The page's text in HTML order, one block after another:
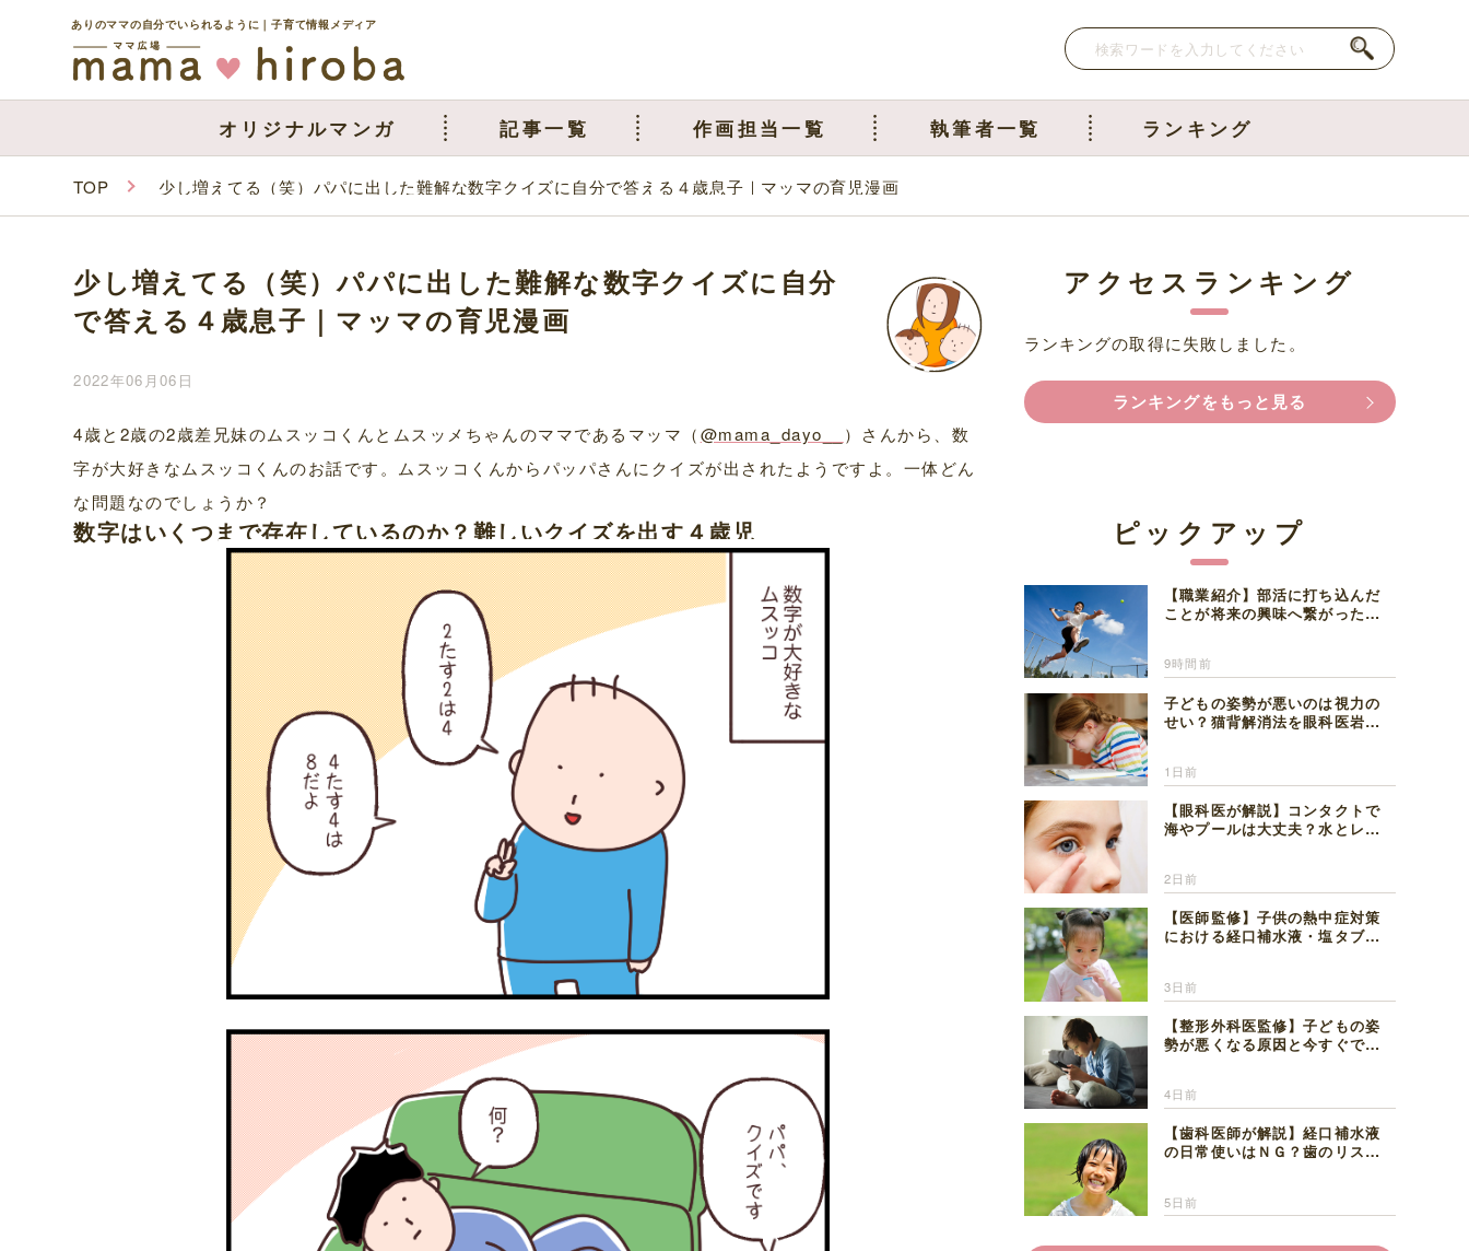
ありのママの自分でいられるように｜子育て情報メディア
オリジナルマンガ 記事一覧 作画担当一覧 執筆者一覧 ランキング
TOP 少し増えてる（笑）パパに出した難解な数字クイズに自分で答える４歳息子｜マッマの育児漫画
少し増えてる（笑）パパに出した難解な数字クイズに自分
で答える４歳息子｜マッマの育児漫画
2022年06月06日
4歳と2歳の2歳差兄妹のムスッコくんとムスッメちゃんのママであるマッマ（@mama_dayo__
）さんから、数
字が大好きなムスッコくんのお話です。ムスッコくんからパッパさんにクイズが出されたようですよ。一体どん
な問題なのでしょうか？
数字はいくつまで存在しているのか？難しいクイズを出す４歳児
アクセスランキング
ランキングの取得に失敗しました。
ランキングをもっと見る
ピックアップ
【職業紹介】部活に打ち込んだ
ことが将来の興味へ繋がった。
9時間前
子どもの姿勢が悪いのは視力の
せい？猫背解消法を眼科医岩見
1日前
【眼科医が解説】コンタクトで
海やプールは大丈夫？水とレン
2日前
【医師監修】子供の熱中症対策
における経口補水液・塩タブレ
3日前
【整形外科医監修】子どもの姿
勢が悪くなる原因と今すぐでき
4日前
【歯科医師が解説】経口補水液
の日常使いはＮＧ？歯のリスク
5日前